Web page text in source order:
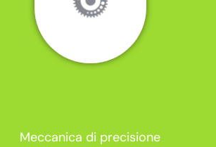
Meccanica di precisione